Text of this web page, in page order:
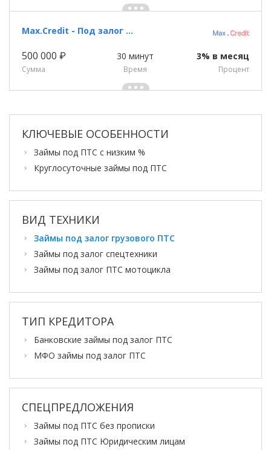
Max.Credit - Под залог ПТС
500 000 ₽
Сумма
30 минут
Время
3% в месяц
Процент
КЛЮЧЕВЫЕ ОСОБЕННОСТИ
Займы под ПТС с низким %
Круглосуточные займы под ПТС
ВИД ТЕХНИКИ
Займы под залог грузового ПТС
Займы под залог спецтехники
Займы под залог ПТС мотоцикла
ТИП КРЕДИТОРА
Банковские займы под залог ПТС
МФО займы под залог ПТС
СПЕЦПРЕДЛОЖЕНИЯ
Займы под ПТС без прописки
Займы под ПТС Юридическим лицам